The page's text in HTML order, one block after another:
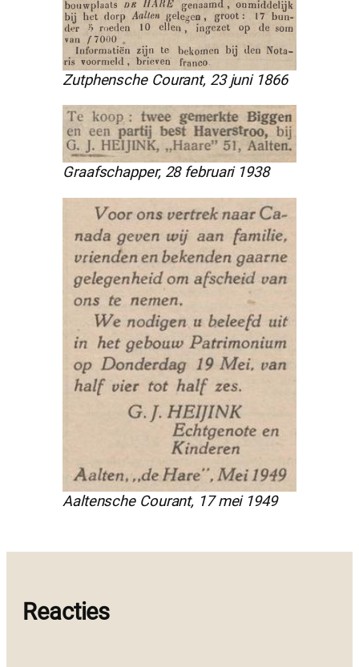
Zutphensche Courant, 23 juni 1866
Graafschapper, 28 februari 1938
Aaltensche Courant, 17 mei 1949
Reacties